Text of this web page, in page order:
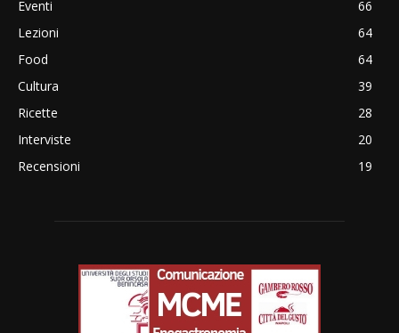
Eventi
66
Lezioni
64
Food
64
Cultura
39
Ricette
28
Interviste
20
Recensioni
19